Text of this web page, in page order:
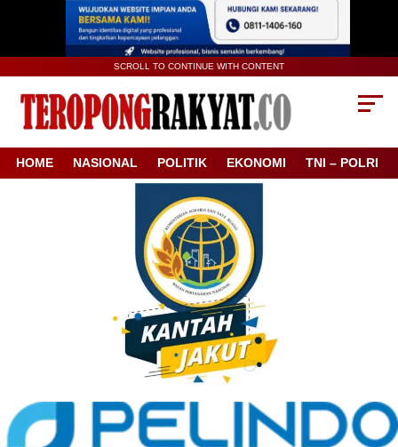
SCROLL TO CONTINUE WITH CONTENT
HOME NASIONAL POLITIK EKONOMI TNI – POLRI